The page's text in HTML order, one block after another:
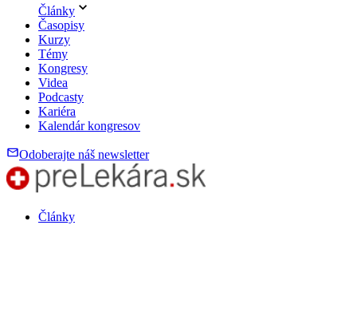
Články
Časopisy
Kurzy
Témy
Kongresy
Videa
Podcasty
Kariéra
Kalendár kongresov
Odoberajte náš newsletter
Články